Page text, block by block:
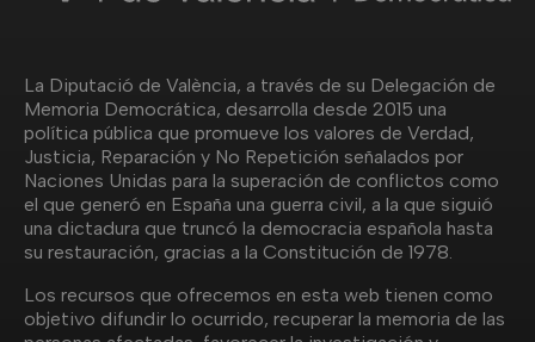
La Diputació de València, a través de su Delegación de
Memoria Democrática, desarrolla desde 2015 una
política pública que promueve los valores de Verdad,
Justicia, Reparación y No Repetición señalados por
Naciones Unidas para la superación de conflictos como
el que generó en España una guerra civil, a la que siguió
una dictadura que truncó la democracia española hasta
su restauración, gracias a la Constitución de 1978.
Los recursos que ofrecemos en esta web tienen como
objetivo difundir lo ocurrido, recuperar la memoria de las